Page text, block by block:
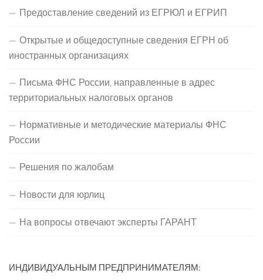
Предоставление сведений из ЕГРЮЛ и ЕГРИП
Открытые и общедоступные сведения ЕГРН об
иностранных организациях
Письма ФНС России, направленные в адрес
территориальных налоговых органов
Нормативные и методические материалы ФНС
России
Решения по жалобам
Новости для юрлиц
На вопросы отвечают эксперты ГАРАНТ
ИНДИВИДУАЛЬНЫМ ПРЕДПРИНИМАТЕЛЯМ: